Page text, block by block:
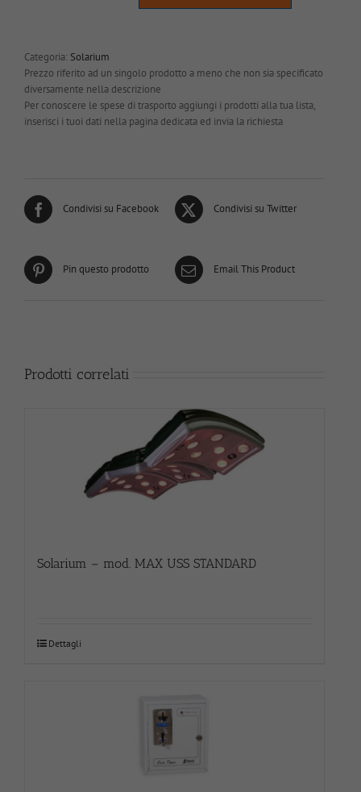
mod.
STANDARD
quantità
Categoria: Solarium
Prezzo riferito ad un singolo prodotto a meno che non sia specificato
diversamente nella descrizione
Per conoscere le spese di trasporto aggiungi i prodotti alla tua lista,
inserisci i tuoi dati nella pagina dedicata ed invia la richiesta
Condivisi su Facebook Condivisi su Twitter
Pin questo prodotto Email This Product
Prodotti correlati
Solarium – mod. MAX USS STANDARD
Dettagli